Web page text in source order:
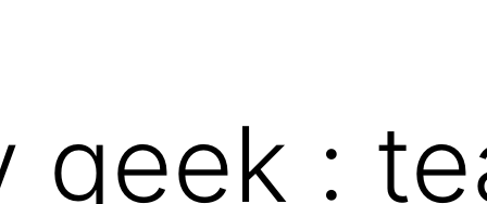
geek :